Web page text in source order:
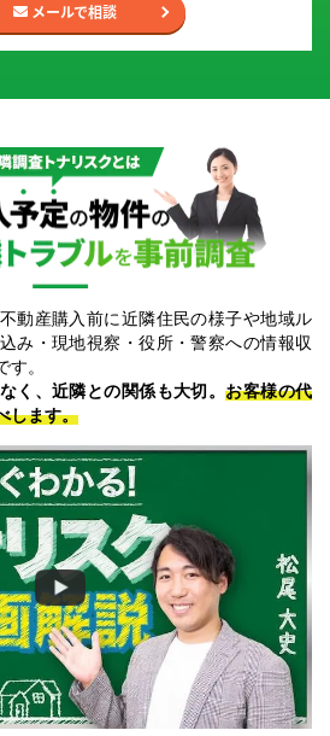
メールで相談
購入予定の物件の隣人・近隣トラブルを事前調査
動産購入前に近隣住民の様子や地域ル
み・現地視察・役所・警察への情報収
。
く、近隣との関係も大切。お客様の代
します。